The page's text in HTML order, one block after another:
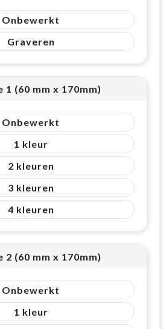
Onbewerkt
Graveren
1 (60 mm x 170mm)
Onbewerkt
1
2
3
4
2 (60 mm x 170mm)
Onbewerkt
1